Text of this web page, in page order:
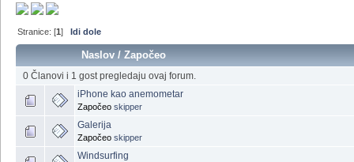
Stranice: [1]Idi dole
Naslov /Započeo
0 Članovi i 1 gost pregledaju ovaj forum.
iPhone kao anemometar
Započeo skipper
Galerija
Započeo skipper
Windsurfing